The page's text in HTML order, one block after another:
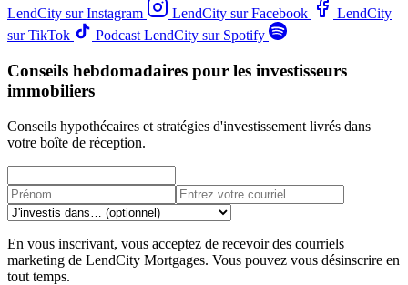
LendCity sur Instagram
LendCity sur Facebook
LendCity
sur TikTok
Podcast LendCity sur Spotify
Conseils hebdomadaires pour les investisseurs
immobiliers
Conseils hypothécaires et stratégies d'investissement livrés dans
votre boîte de réception.
En vous inscrivant, vous acceptez de recevoir des courriels
marketing de LendCity Mortgages. Vous pouvez vous désinscrire en
tout temps.